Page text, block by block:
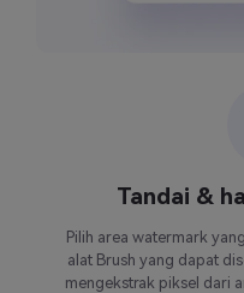
Tandai &
Pilih area watermark
alat Brush yang dapat
mengekstrak piksel dari